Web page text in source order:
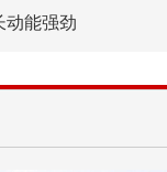
动能强劲